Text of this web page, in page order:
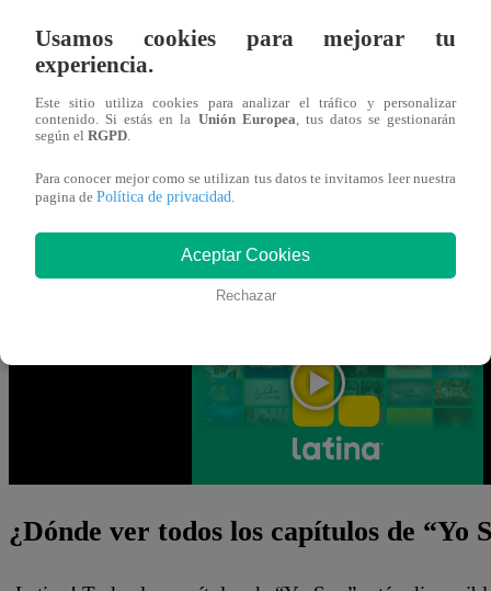
En la nueva temporada de “ Yo Soy
, ha llegado la hora
continuación, te presentamos la encuesta del
en ella para participar. Recuerda que solo puedes votar
Gracias por participar en la encuesta. ¡Tu opinión es
Mira AQUÍ el nuevo episodio de “Yo
¿Dónde ver todos los capítulos de “Yo
Usamos cookies para mejorar tu
experiencia.
Este sitio utiliza cookies para analizar el tráfico y personalizar
contenido. Si estás en la Unión Europea , tus datos se gestionarán
según el RGPD
Para conocer mejor como se utilizan tus datos te invitamos leer nuestra
pagina de Política de privacidad
Aceptar Cookies
Rechazar